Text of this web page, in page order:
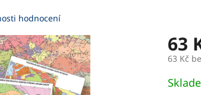
hodnocení
63
63 Kč
cena: